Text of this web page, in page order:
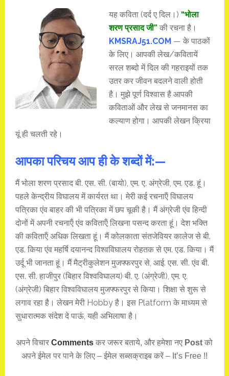
यह कविता (दर्द ए दिल।) “भोला
शरण प्रसाद जी”की रचना है।
KMSRAJ51.COM— के पाठकों
के लिए। आपकी लेख/कवितायें
सरल शब्दो में दिल की गहराइयों तक
उतर कर जीवन बदलने वाली होती
है। मुझे पूर्ण विश्वास है आपकी
कविताओं और लेख से जनमानस का
कल्याण होगा। आपकी लेखन क्रिया
यूं ही चलती रहे।
आपका परिचय आप ही के शब्दों में:—
मैं भोला शरण प्रसाद बी. एस. सी. (बायो), एम. ए. अंग्रेजी, एम. एड. हूं।
पहले केन्द्रीय विघालय में कार्यरत था। मेरी कई रचनाऍं विघालय
पत्रिका एंव बाहर की भी पत्रिका में छप चूकी है। मैं अंग्रेजी एंव हिन्दी
दोनों में अपनी रचनाऍं एंव कविताऍं लिखना पसन्द करता हूं। देश भक्ति
की कविताऍं अधिक लिखता हूं। मैं कोलकाता संतजेवियर कालेज से बी.
एड. किया एंव महर्षि दयानन्द विश्वविघालय रोहतक से एम. एड. किया। मैं
उर्दू भी जानता हूं। मैं मैट्रीकुलेशन मुजफ्फरपुर से, आई. एस. सी. एंव बी.
एस. सी. हाजीपुर (बिहार विश्वविघालय) बी. ए. (अंग्रेजी), एम. ए.
(अंग्रेजी) बिहार विश्वविघालय मुजफ्फरपुर से किया। शिक्षा से शुरू से
लगाव रहा है। लेखन मेरी Hobby है। इस Platform के माध्यम से
सुधारात्मक संदेश दे पाऊं, यही अभिलाषा है।
अपने विचारComments कर जरूर बताये, और हमेशा नए Post को
अपने ईमेल पर पाने के लिए – ईमेल सब्सक्राइब करें – It’s Free !!